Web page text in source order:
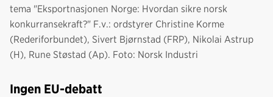
tema "Eksportnasjonen Norge: Hvordan sikre norsk
konkurransekraft?" F.v.: ordstyrer Christine Korme
(Rederiforbundet), Sivert Bjørnstad (FRP), Nikolai Astrup
(H), Rune Støstad (Ap). Foto: Norsk Industri
Ingen EU-debatt